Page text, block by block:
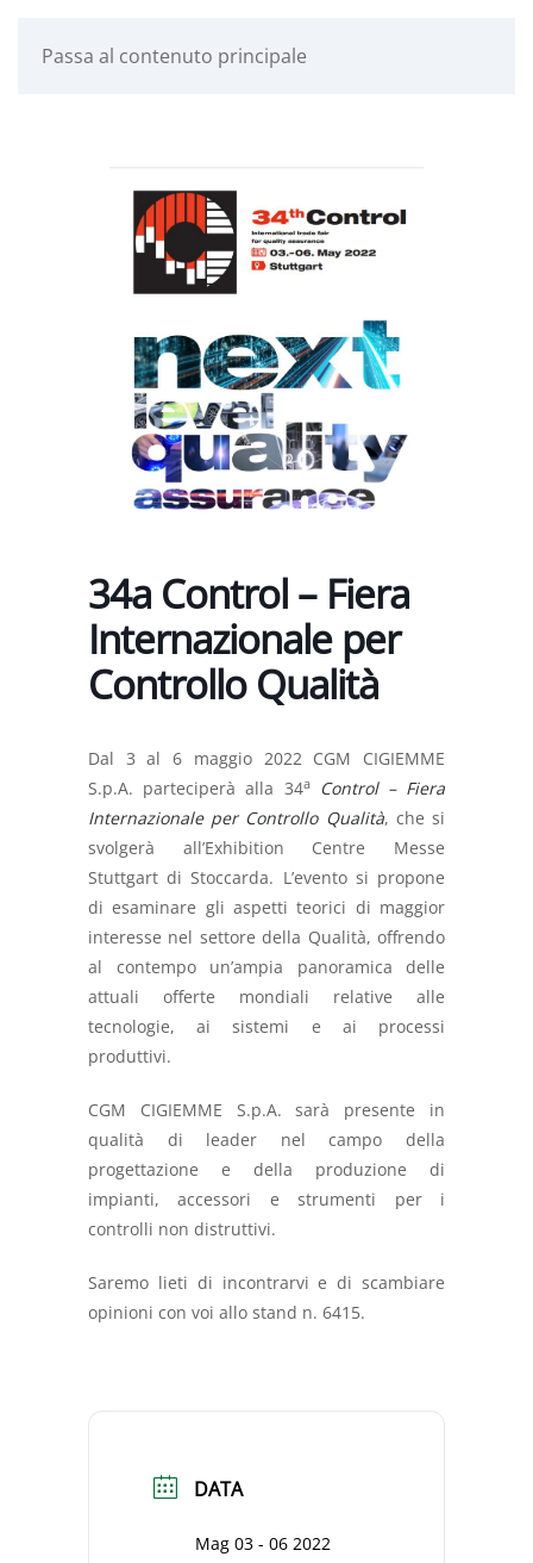
Passa al contenuto principale
34a Control – Fiera
Internazionale per
Controllo Qualità
Dal 3 al 6 maggio 2022 CGM CIGIEMME
S.p.A. parteciperà alla 34a
Control – Fiera
Internazionale per Controllo Qualità, che si
svolgerà all’Exhibition Centre Messe
Stuttgart di Stoccarda. L’evento si propone
di esaminare gli aspetti teorici di maggior
interesse nel settore della Qualità, offrendo
al contempo un’ampia panoramica delle
attuali offerte mondiali relative alle
tecnologie, ai sistemi e ai processi
produttivi.
CGM CIGIEMME S.p.A. sarà presente in
qualità di leader nel campo della
progettazione e della produzione di
impianti, accessori e strumenti per i
controlli non distruttivi.
Saremo lieti di incontrarvi e di scambiare
opinioni con voi allo stand n. 6415.
DATA
Mag 03 - 06 2022